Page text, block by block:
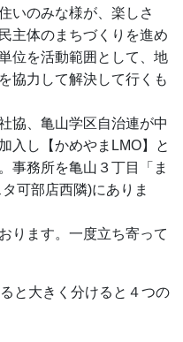
いのみな様が、楽しさ
主体のまちづくりを進め
位を活動範囲として、地
協力して解決して行くも
協、亀山学区自治連が中
入し【かめやまLMO】と
事務所を亀山３丁目「ま
可部店西隣)にありま
ります。一度立ち寄って
と大きく分けると４つの